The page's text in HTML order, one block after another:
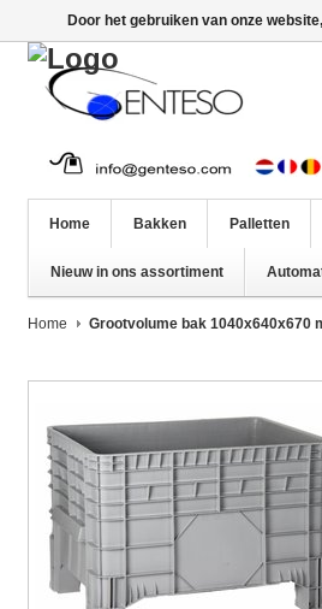
Home Bakken Palletten
Nieuw in ons assortiment
Home Grootvolume bak 1040x640x670
Door het gebruiken van onze